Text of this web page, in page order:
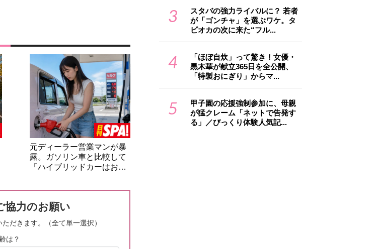
元ディーラー営業マンが暴
露。ガソリン車と比較して
「ハイブリッドカーはお…
3
スタバの強力ライバルに？ 若者
が「ゴンチャ」を選ぶワケ。タ
ピオカの次に来た“フル...
4
「ほぼ自炊」って驚き！女優・
黒木華が献立365日を全公開、
「特製おにぎり」からマ...
5
甲子園の応援強制参加に、母親
が猛クレーム「ネットで告発す
る」／びっくり体験人気記...